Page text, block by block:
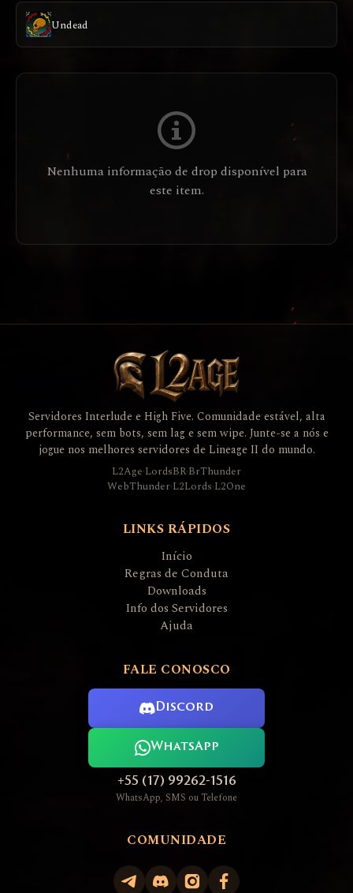
Undead
Nenhuma informação de drop disponível para
este item.
Servidores Interlude e High Five. Comunidade estável, alta
performance, sem bots, sem lag e sem wipe. Junte-se a nós e
jogue nos melhores servidores de Lineage II do mundo.
L2Age·LordsBR·BrThunder
WebThunder·L2Lords·L2One
LINKS RÁPIDOS
Início
Regras de Conduta
Downloads
Info dos Servidores
Ajuda
FALE CONOSCO
Discord
WhatsApp
+55 (17) 99262-1516
WhatsApp, SMS ou Telefone
COMUNIDADE